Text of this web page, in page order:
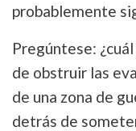
probablemente
Pregúntese:
de obstruir las
de una zona de
detrás de